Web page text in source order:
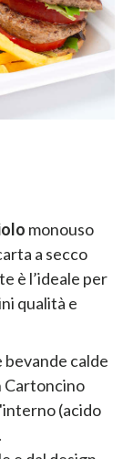
monouso
a secco
è l’ideale per
qualità e
calde
Cartoncino
(acido